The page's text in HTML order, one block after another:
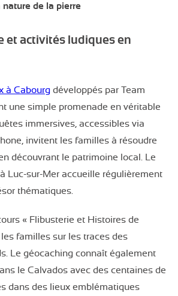
nature de la pierre
et activités ludiques en
à Cabourg développés par Team
une simple promenade en véritable
immersives, accessibles via
invitent les familles à résoudre
découvrant le patrimoine local. Le
Luc-sur-Mer accueille régulièrement
thématiques.
« Flibusterie et Histoires de
familles sur les traces des
Le géocaching connaît également
le Calvados avec des centaines de
dans des lieux emblématiques